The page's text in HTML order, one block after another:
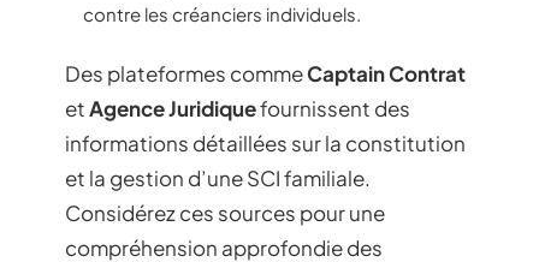
contre les créanciers individuels.
Des plateformes commeCaptain Contrat
etAgence Juridiquefournissent des
informations détaillées sur la constitution
et la gestion d’une SCI familiale.
Considérez ces sources pour une
compréhension approfondie des